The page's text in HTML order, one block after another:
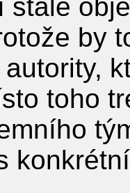
stále
by
toho